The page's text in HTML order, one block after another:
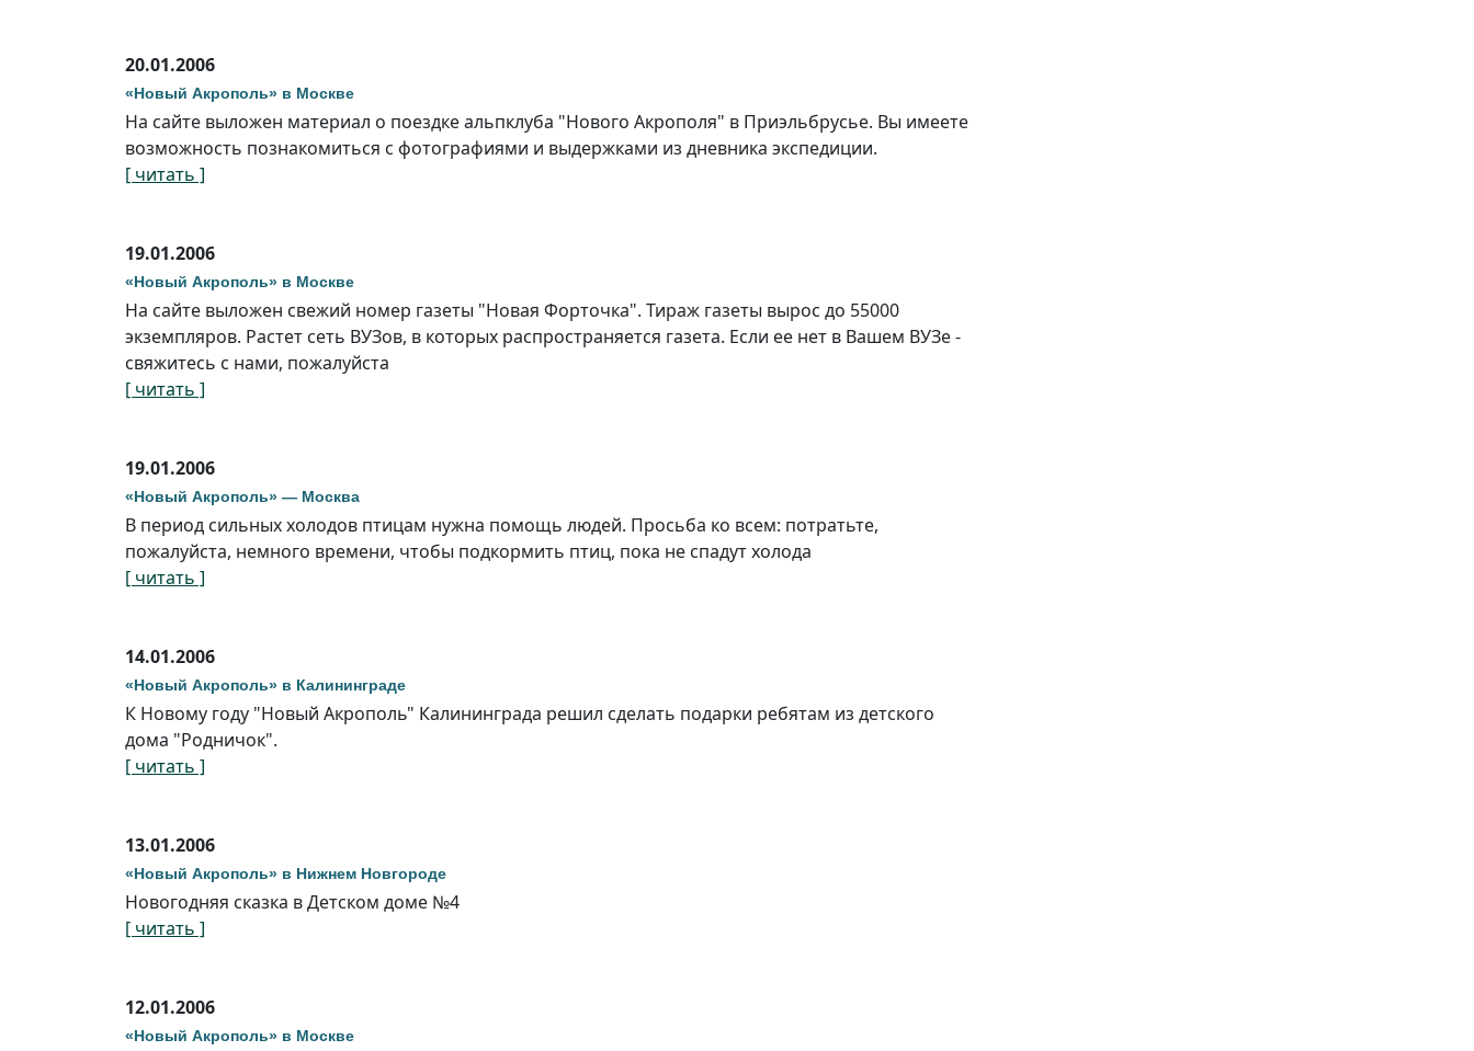
20.01.2006
«Новый Акрополь» в Москве
На сайте выложен материал о поездке альпклуба "Нового Акрополя" в Приэльбрусье. Вы имеете
возможность познакомиться с фотографиями и выдержками из дневника экспедиции.
[ читать ]
19.01.2006
«Новый Акрополь» в Москве
На сайте выложен свежий номер газеты "Новая Форточка". Тираж газеты вырос до 55000
экземпляров. Растет сеть ВУЗов, в которых распространяется газета. Если ее нет в Вашем ВУЗе -
свяжитесь с нами, пожалуйста
[ читать ]
19.01.2006
«Новый Акрополь» — Москва
В период сильных холодов птицам нужна помощь людей. Просьба ко всем: потратьте,
пожалуйста, немного времени, чтобы подкормить птиц, пока не спадут холода
[ читать ]
14.01.2006
«Новый Акрополь» в Калининграде
К Новому году "Новый Акрополь" Калининграда решил сделать подарки ребятам из детского
дома "Родничок".
[ читать ]
13.01.2006
«Новый Акрополь» в Нижнем Новгороде
Новогодняя сказка в Детском доме №4
[ читать ]
12.01.2006
«Новый Акрополь» в Москве